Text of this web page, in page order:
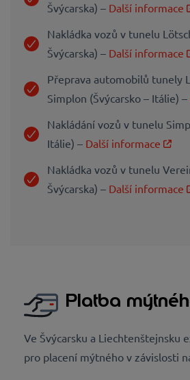
Švýcarska) – Další informace
Nakládka vozů v tunelu
Švýcarska) – Další informace
Přeprava automobilů tunely
Simplon (Švýcarsko – Itálie) –
Nakládání vozů v tunelu
Itálie) – Další informace
Nakládka vozů v tunelu
Švýcarska) – Další informace
Platba
Ve Švýcarsku a Liechtenštejnsku
pro placení mýtného v závislosti